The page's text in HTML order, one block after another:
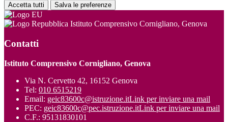
Accetta tutti Salva le preferenze
Istituto Comprensivo Cornigliano, Genova
Contatti
Istituto Comprensivo Cornigliano, Genova
Via N. Cervetto 42, 16152 Genova
Tel: 010 6515219
Email: geic83600c@istruzione.itLink per inviare una mail
PEC: geic83600c@pec.istruzione.itLink per inviare una mail
C.F.: 95131830101